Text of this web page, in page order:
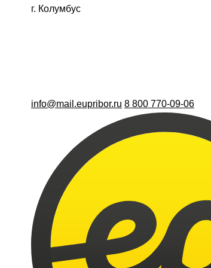
г. Колумбус
info@mail.eupribor.ru 8 800 770-09-06